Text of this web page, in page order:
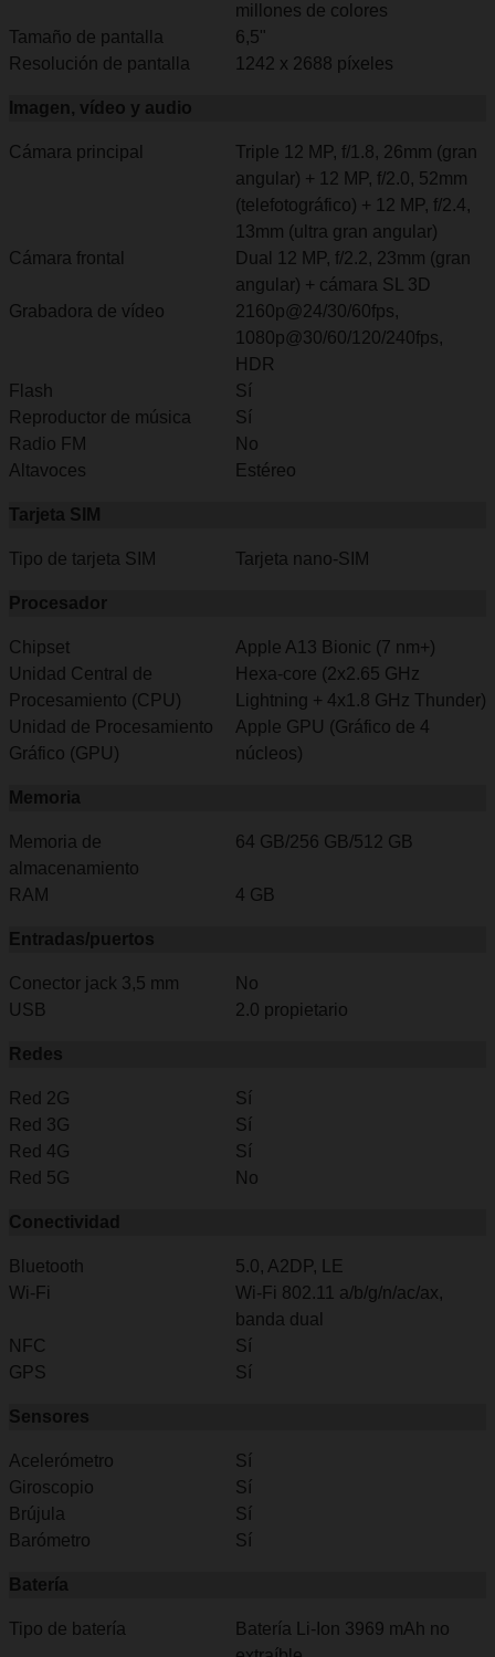
millones de colores
Tamaño de pantalla
6,5"
Resolución de pantalla
1242 x 2688 píxeles
Imagen, vídeo y audio
Cámara principal
Triple 12 MP, f/1.8, 26mm (gran
angular) + 12 MP, f/2.0, 52mm
(telefotográfico) + 12 MP, f/2.4,
13mm (ultra gran angular)
Cámara frontal
Dual 12 MP, f/2.2, 23mm (gran
angular) + cámara SL 3D
Grabadora de vídeo
2160p@24/30/60fps,
1080p@30/60/120/240fps,
HDR
Flash
Sí
Reproductor de música
Sí
Radio FM
No
Altavoces
Estéreo
Tarjeta SIM
Tipo de tarjeta SIM Tarjeta nano-SIM
Procesador
Chipset
Apple A13 Bionic (7 nm+)
Unidad Central de
Procesamiento (CPU)
Hexa-core (2x2.65 GHz
Lightning + 4x1.8 GHz Thunder)
Unidad de Procesamiento
Gráfico (GPU)
Apple GPU (Gráfico de 4
núcleos)
Memoria
Memoria de
almacenamiento
64 GB/256 GB/512 GB
RAM 4 GB
Entradas/puertos
Conector jack 3,5 mm
No
USB
2.0 propietario
Redes
Red 2G
Sí
Red 3G
Sí
Red 4G
Sí
Red 5G
No
Conectividad
Bluetooth
5.0, A2DP, LE
Wi-Fi
Wi-Fi 802.11 a/b/g/n/ac/ax,
banda dual
NFC
Sí
GPS
Sí
Sensores
Acelerómetro
Sí
Giroscopio
Sí
Brújula
Sí
Barómetro
Sí
Batería
Tipo de batería
Batería Li-Ion 3969 mAh no